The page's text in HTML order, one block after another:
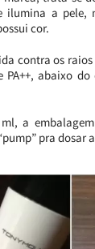
ilumina a pele,
cor.
contra os raios
PA++, abaixo
a
pra dosar